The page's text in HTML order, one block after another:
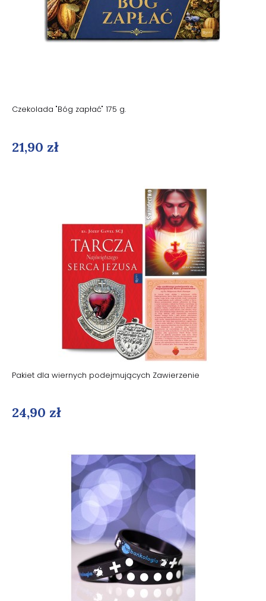
Czekolada "Bóg zapłać" 175 g.
21,90 zł
Pakiet dla wiernych podejmujących Zawierzenie
24,90 zł